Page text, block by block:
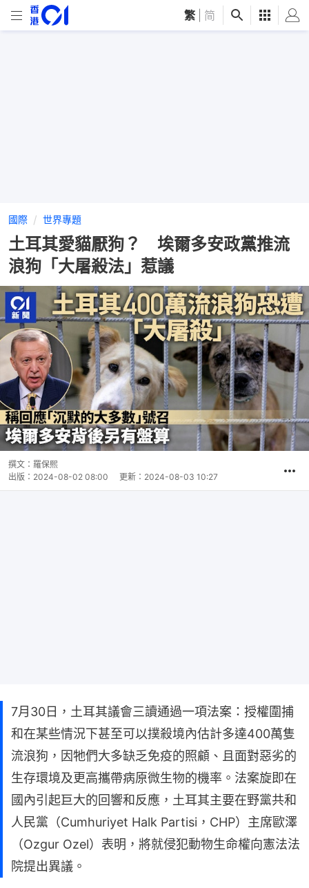
繁 简
國際 世界專題
土耳其愛貓厭狗？ 埃爾多安政黨推流
浪狗「大屠殺法」惹議
撰文： 羅保熙
出版： 2024-08-02 08:00 更新： 2024-08-03 10:27
7月30日，土耳其議會三讀通過一項法案：授權圍捕
和在某些情況下甚至可以撲殺境內估計多達400萬隻
流浪狗，因牠們大多缺乏免疫的照顧、且面對惡劣的
生存環境及更高攜帶病原微生物的機率。法案旋即在
國內引起巨大的回響和反應，土耳其主要在野黨共和
人民黨（Cumhuriyet Halk Partisi，CHP）主席歐澤
（Ozgur Ozel）表明，將就侵犯動物生命權向憲法法
院提出異議。